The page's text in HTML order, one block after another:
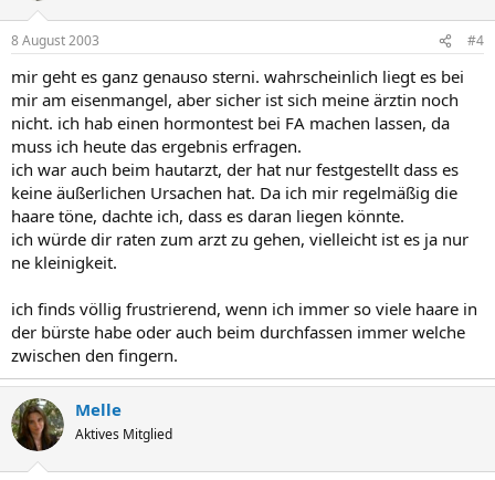
8 August 2003 #4
mir geht es ganz genauso sterni. wahrscheinlich liegt es bei
mir am eisenmangel, aber sicher ist sich meine ärztin noch
nicht. ich hab einen hormontest bei FA machen lassen, da
muss ich heute das ergebnis erfragen.
ich war auch beim hautarzt, der hat nur festgestellt dass es
keine äußerlichen Ursachen hat. Da ich mir regelmäßig die
haare töne, dachte ich, dass es daran liegen könnte.
ich würde dir raten zum arzt zu gehen, vielleicht ist es ja nur
ne kleinigkeit.
ich finds völlig frustrierend, wenn ich immer so viele haare in
der bürste habe oder auch beim durchfassen immer welche
zwischen den fingern.
Melle
Aktives Mitglied